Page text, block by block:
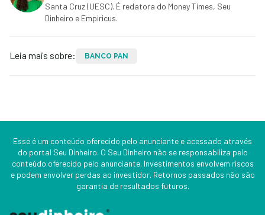
Santa Cruz (UESC). É redatora do Money Times, Seu
Dinheiro e Empiricus.
Leia mais sobre: BANCO PAN
Esse é um conteúdo oferecido pelo anunciante e acessado através
do portal Seu Dinheiro. O Seu Dinheiro não se responsabiliza pelo
conteúdo oferecido pelo anunciante. Investimentos envolvem riscos
e podem envolver perdas ao investidor. Retornos passados não são
garantia de resultados futuros.